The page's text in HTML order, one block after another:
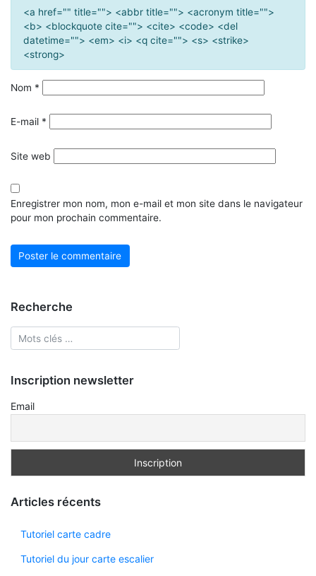
<a href="" title=""> <abbr title=""> <acronym title="">
<b> <blockquote cite=""> <cite> <code> <del
datetime=""> <em> <i> <q cite=""> <s> <strike>
<strong>
Nom *
E-mail *
Site web
Enregistrer mon nom, mon e-mail et mon site dans le navigateur
pour mon prochain commentaire.
Recherche
Inscription newsletter
Email
Articles récents
Tutoriel carte cadre
Tutoriel du jour carte escalier